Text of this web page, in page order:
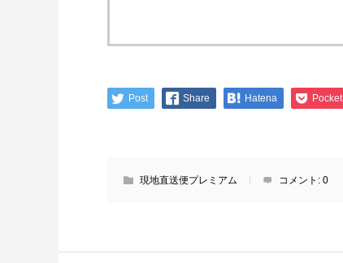
Post Share Hatena Pocket
現地直送便プレミアム コメント: 0